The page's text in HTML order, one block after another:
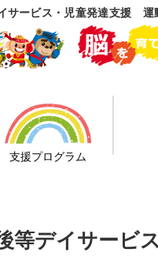
サービス・児童発達支援 運
支援プログラム
等デイサービ